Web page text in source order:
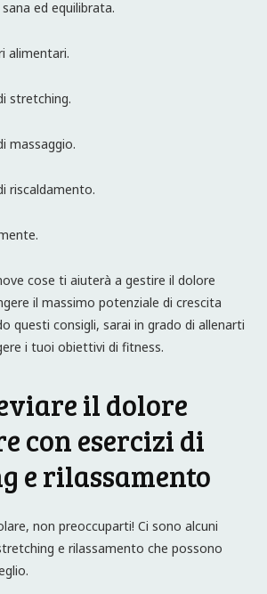
ed equilibrata.
alimentari.
stretching.
massaggio.
riscaldamento.
cose ti aiuterà a gestire il dolore
il massimo potenziale di crescita
questi consigli, sarai in grado di allenarti
i tuoi obiettivi di fitness.
il dolore
con esercizi di
e rilassamento
non preoccuparti! Ci sono alcuni
e rilassamento che possono